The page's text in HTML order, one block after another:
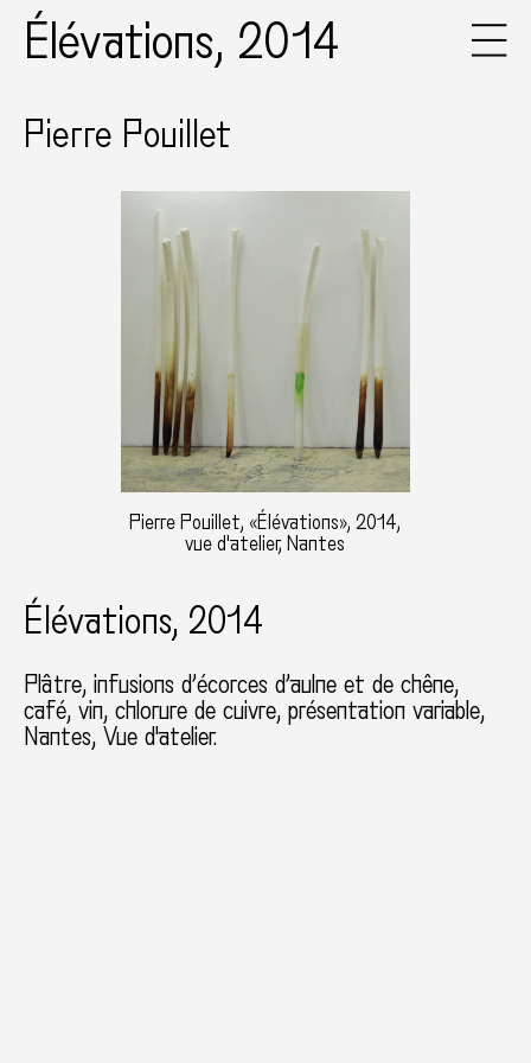
Élévations, 2014
Pierre Pouillet
Pierre Pouillet, «Élévations», 2014,
vue d'atelier, Nantes
Élévations, 2014
Plâtre, infusions d’écorces d’aulne et de chêne,
café, vin, chlorure de cuivre présentation variable
Nantes Vue d'atelier.